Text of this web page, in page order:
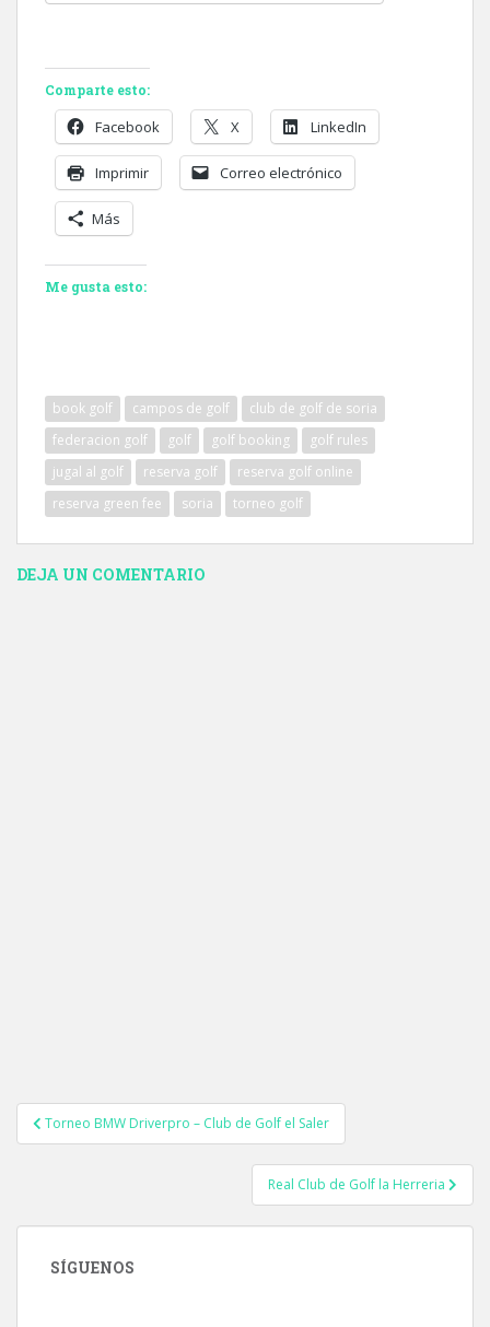
Comparte esto:
Facebook X LinkedIn
Imprimir Correo electrónico
Más
Me gusta esto:
book golf campos de golf
club de golf de soria
federacion golf
golf golf booking
golf rules
jugal al golf
reserva golf
reserva golf online
reserva green fee
soria torneo golf
DEJA UN COMENTARIO
Navegación
de
Torneo BMW Driverpro – Club de Golf el Saler
Real Club de Golf la Herreria
SÍGUENOS